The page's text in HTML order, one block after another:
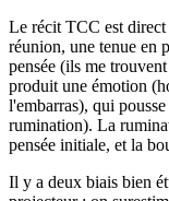
Le récit TCC est
réunion, une tenue en
pensée (ils me
produit une émotion
l'embarras), qui
rumination). La
pensée initiale, et la
Il y a deux biais bien